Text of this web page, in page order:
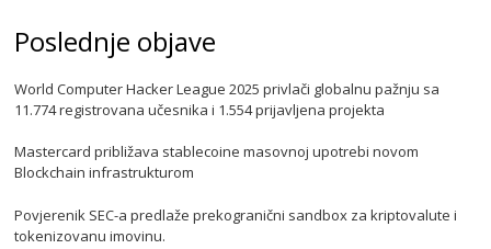
Poslednje objave
World Computer Hacker League 2025 privlači globalnu pažnju sa
11.774 registrovana učesnika i 1.554 prijavljena projekta
Mastercard približava stablecoine masovnoj upotrebi novom
Blockchain infrastrukturom
Povjerenik SEC-a predlaže prekogranični sandbox za kriptovalute i
tokenizovanu imovinu.